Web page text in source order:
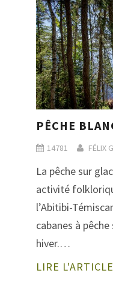
PÊCHE
14781 FÉLIX
La pêche sur
activité
l’Abitibi-
cabanes à
hiver.…
LIRE L'ARTICLE